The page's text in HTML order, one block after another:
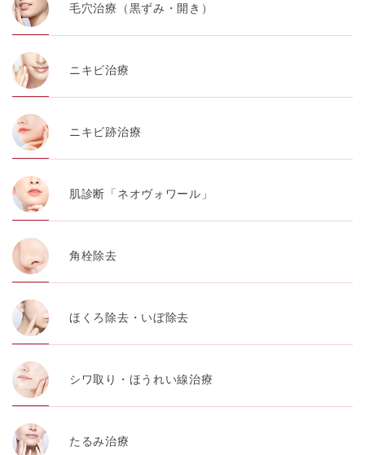
毛穴治療（黒ずみ・開き）
ニキビ治療
ニキビ跡治療
肌診断「ネオヴォワール」
角栓除去
ほくろ除去・いぼ除去
シワ取り・ほうれい線治療
たるみ治療